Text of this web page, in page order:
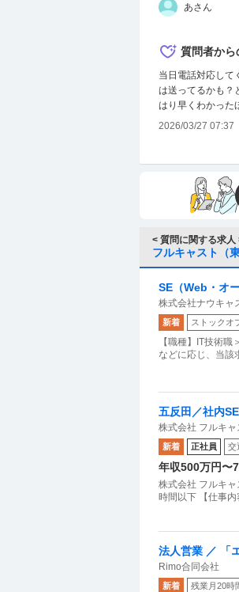
あさん
質問者から
当日電話対応して
は送ってるかも？
はり早くわかった
2026/03/27 07:37
< 質問に関する求人
フルキャスト（東
SE（Web・オ
クルエンジニア
株式会社ナウキャ
新着 ストックオ
【職種】IT技術
などに応じ、当該
五反田／社内
株式会社 フルキ
新着 正社員 交
年収500万円〜
株式会社 フルキ
時間以下 【仕事
法人営業 ／ 「
の戦略設計か
Rimo合同会社
新着 残業月20時